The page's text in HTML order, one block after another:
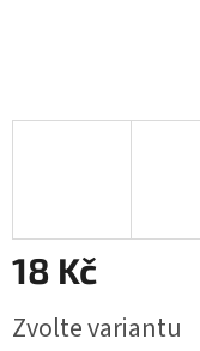
18 Kč
cena:
Zvolte variantu